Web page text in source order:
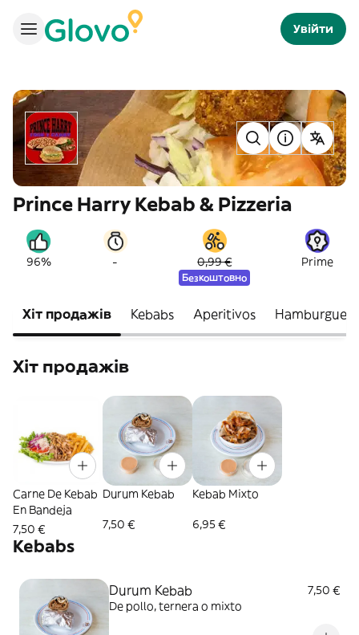
Увійти
Prince Harry Kebab & Pizzeria
96% - 0,99 €
Безкоштовно
Prime
Хіт продажів Kebabs Aperitivos
Хіт продажів
Carne De Kebab
En Bandeja
7,50 €
Durum Kebab
7,50 €
Kebab Mixto
6,95 €
Kebabs
Durum Kebab
7,50 €
De pollo, ternera o mixto